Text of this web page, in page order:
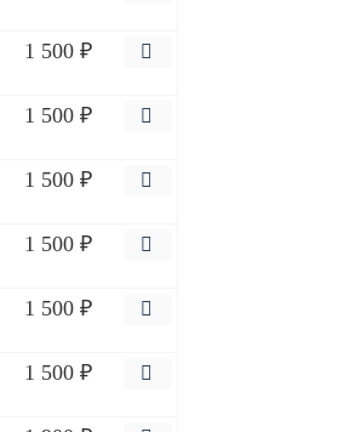
1 500 ₽
1 500 ₽
1 500 ₽
1 500 ₽
1 500 ₽
1 500 ₽